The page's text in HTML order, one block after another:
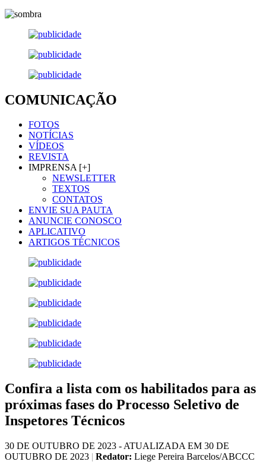
COMUNICAÇÃO
FOTOS
NOTÍCIAS
VÍDEOS
REVISTA
IMPRENSA [+]
NEWSLETTER
TEXTOS
CONTATOS
ENVIE SUA PAUTA
ANUNCIE CONOSCO
APLICATIVO
ARTIGOS TÉCNICOS
Confira a lista com os habilitados para as
próximas fases do Processo Seletivo de
Inspetores Técnicos
30 DE OUTUBRO DE 2023 - ATUALIZADA EM 30 DE
OUTUBRO DE 2023 | Redator: Liege Pereira Barcelos/ABCCC